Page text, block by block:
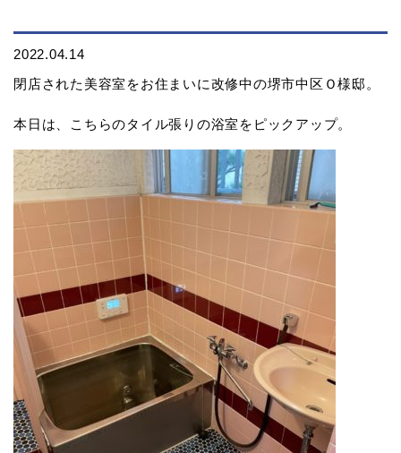
2022.04.14
閉店された美容室をお住まいに改修中の堺市中区Ｏ様邸。
本日は、こちらのタイル張りの浴室をピックアップ。